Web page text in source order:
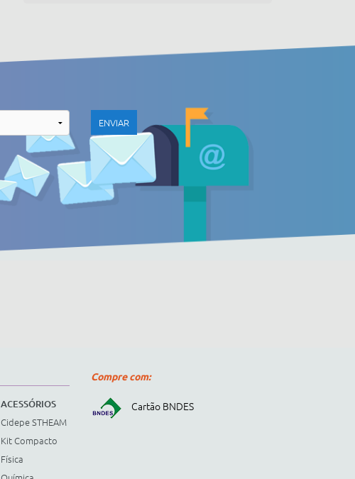
ACESSÓRIOS
Cidepe STHEAM
Kit Compacto
Física
Compre com:
Cartão BNDES